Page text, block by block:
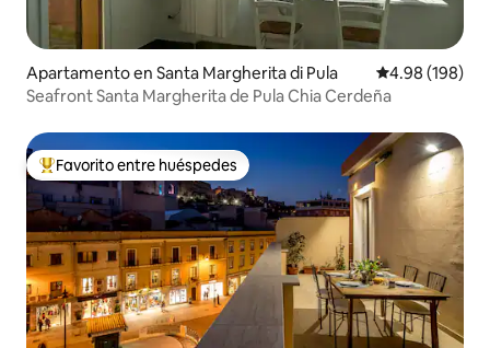
Apartamento en Santa Margherita di Pula Calificación
4.98 (198)
Seafront Santa Margherita de Pula Chia Cerdeña
Favorito entre huéspedes preferido
Favorito entre huéspedes